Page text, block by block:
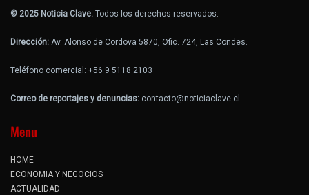
© 2025 Noticia Clave. Todos los derechos reservados.
Dirección: Av. Alonso de Cordova 5870, Ofic. 724, Las Condes.
Teléfono comercial: +56 9 5118 2103
Correo de reportajes y denuncias: contacto@noticiaclave.cl
Menu
HOME
ECONOMIA Y NEGOCIOS
ACTUALIDAD